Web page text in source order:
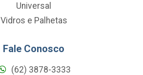
Universal
Vidros e Palhetas
Fale Conosco
(62) 3878-3333